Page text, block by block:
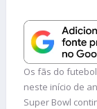
Os fãs do
neste início de
Super Bowl